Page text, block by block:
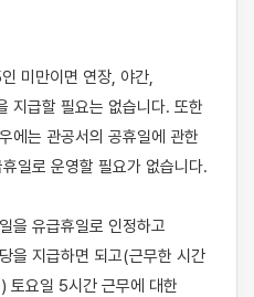
지급할 필요는 없습니다. 또한
에는 관공서의 공휴일에 관한
일로 운영할 필요가 없습니다.
을 유급휴일로 인정하고
을 지급하면 되고(근무한 시간
토요일 5시간 근무에 대한